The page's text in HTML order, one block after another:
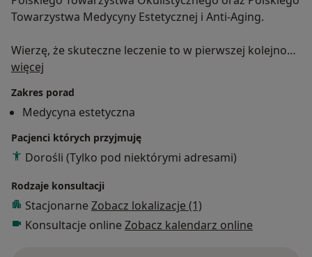
Towarzystwa Medycyny Estetycznej i Anti-Aging.
Wierzę, że skuteczne leczenie to w pierwszej kolejności
efekt współpracy, dokładnego wytłumaczenia i
więcej
Zakres porad
Medycyna estetyczna
Pacjenci których przyjmuję
Dorośli (Tylko pod niektórymi adresami)
Rodzaje konsultacji
Stacjonarne Zobacz lokalizacje (1)
Konsultacje online Zobacz kalendarz online